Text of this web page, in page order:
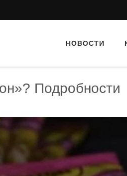
НОВОСТИ
Подробности
Тайный гость: Кафе